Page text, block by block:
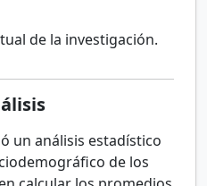
de la investigación.
un análisis estadístico
de los